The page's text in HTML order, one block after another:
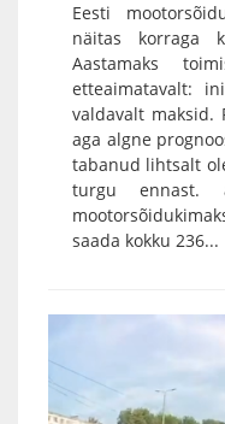
Eesti
näitas korraga
Aastamaks
etteaimatavalt:
valdavalt maksid.
aga algne
tabanud lihtsalt
turgu ennast.
saada kokku 236...